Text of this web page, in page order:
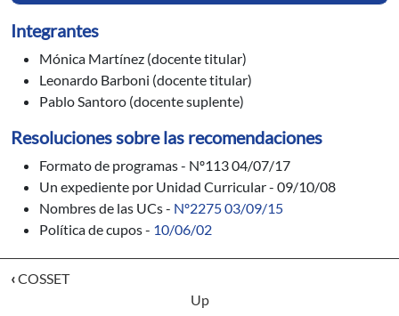
Integrantes
Mónica Martínez (docente titular)
Leonardo Barboni (docente titular)
Pablo Santoro (docente suplente)
Resoluciones sobre las recomendaciones
Formato de programas - Nº113 04/07/17
Un expediente por Unidad Curricular - 09/10/08
Nombres de las UCs - Nº2275 03/09/15
Política de cupos - 10/06/02
‹COSSET
Up